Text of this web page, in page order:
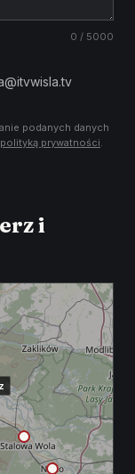
0 / 5000
podanych danych
polityką prywatności.
i